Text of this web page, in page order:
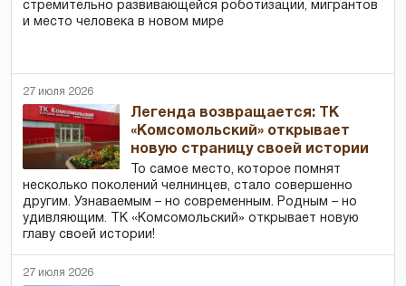
стремительно развивающейся роботизации, мигрантов
и место человека в новом мире
27 июля 2026
Легенда возвращается: ТК
«Комсомольский» открывает
новую страницу своей истории
То самое место, которое помнят
несколько поколений челнинцев, стало совершенно
другим. Узнаваемым – но современным. Родным – но
удивляющим. ТК «Комсомольский» открывает новую
главу своей истории!
27 июля 2026